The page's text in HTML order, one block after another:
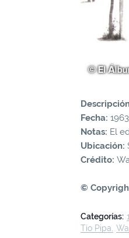
Fecha: 1963.
Notas: El
Ubicación:
Crédito:
©
Categorías:
Tío Pipa